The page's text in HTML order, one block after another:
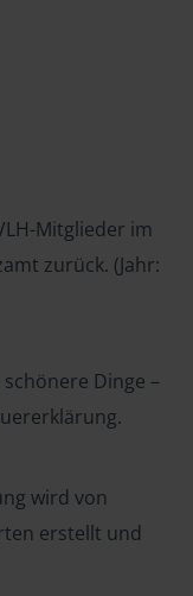
Mitglieder im
zurück. (Jahr:
Dinge –
wird von
erstellt und